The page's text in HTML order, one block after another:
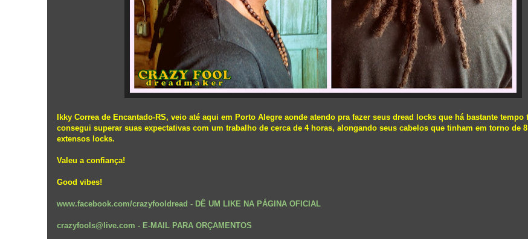
Ikky Correa de Encantado-RS, veio até aqui em Porto Alegre aonde atendo pra fazer seus dread locks que há bastante tempo
consegui superar suas expectativas com um trabalho de cerca de 4 horas, alongando seus cabelos que tinham em torno de
extensos locks.
Valeu a confiança!
Good vibes!
www.facebook.com/crazyfooldread - DÊ UM LIKE NA PÁGINA OFICIAL
crazyfools@live.com - E-MAIL PARA ORÇAMENTOS